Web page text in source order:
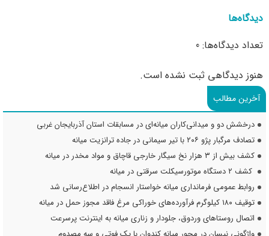
دیدگاه‌ها
تعداد دیدگاه‌ها: 0
هنوز دیدگاهی ثبت نشده است.
آخرین مطالب
درخشش دو و میدانی‌کاران میانه‌ای در مسابقات استان آذربایجان غربی
تصادف مرگبار پژو ۲۰۶ با تیر سیمانی در جاده ترانزیت میانه
کشف بیش از ۳ هزار نخ سیگار خارجی قاچاق و مواد مخدر در میانه
کشف ۲ دستگاه موتورسیکلت سرقتی در میانه
روابط عمومی فرمانداری میانه خواستار انسجام در اطلاع‌رسانی شد
توقیف ۱۸۰ کیلوگرم فرآورده‌های خوراکی مرغ فاقد مجوز حمل در میانه
اتصال روستاهای وردوق، جلودار و زناری میانه به اینترنت پرسرعت